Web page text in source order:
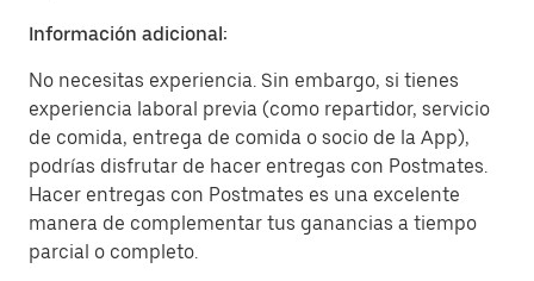
Información adicional:
No necesitas experiencia. Sin embargo, si tienes
experiencia laboral previa (como repartidor, servicio
de comida, entrega de comida o socio de la App),
podrías disfrutar de hacer entregas con Postmates.
Hacer entregas con Postmates es una excelente
manera de complementar tus ganancias a tiempo
parcial o completo.